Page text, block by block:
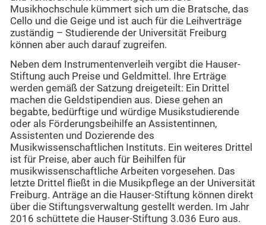
Musikhochschule kümmert sich um die Bratsche, das
Cello und die Geige und ist auch für die Leihverträge
zuständig – Studierende der Universität Freiburg
können aber auch darauf zugreifen.
Neben dem Instrumentenverleih vergibt die Hauser-
Stiftung auch Preise und Geldmittel. Ihre Erträge
werden gemäß der Satzung dreigeteilt: Ein Drittel
machen die Geldstipendien aus. Diese gehen an
begabte, bedürftige und würdige Musikstudierende
oder als Förderungsbeihilfe an Assistentinnen,
Assistenten und Dozierende des
Musikwissenschaftlichen Instituts. Ein weiteres Drittel
ist für Preise, aber auch für Beihilfen für
musikwissenschaftliche Arbeiten vorgesehen. Das
letzte Drittel fließt in die Musikpflege an der Universität
Freiburg. Anträge an die Hauser-Stiftung können direkt
über die Stiftungsverwaltung gestellt werden. Im Jahr
2016 schüttete die Hauser-Stiftung 3.036 Euro aus.